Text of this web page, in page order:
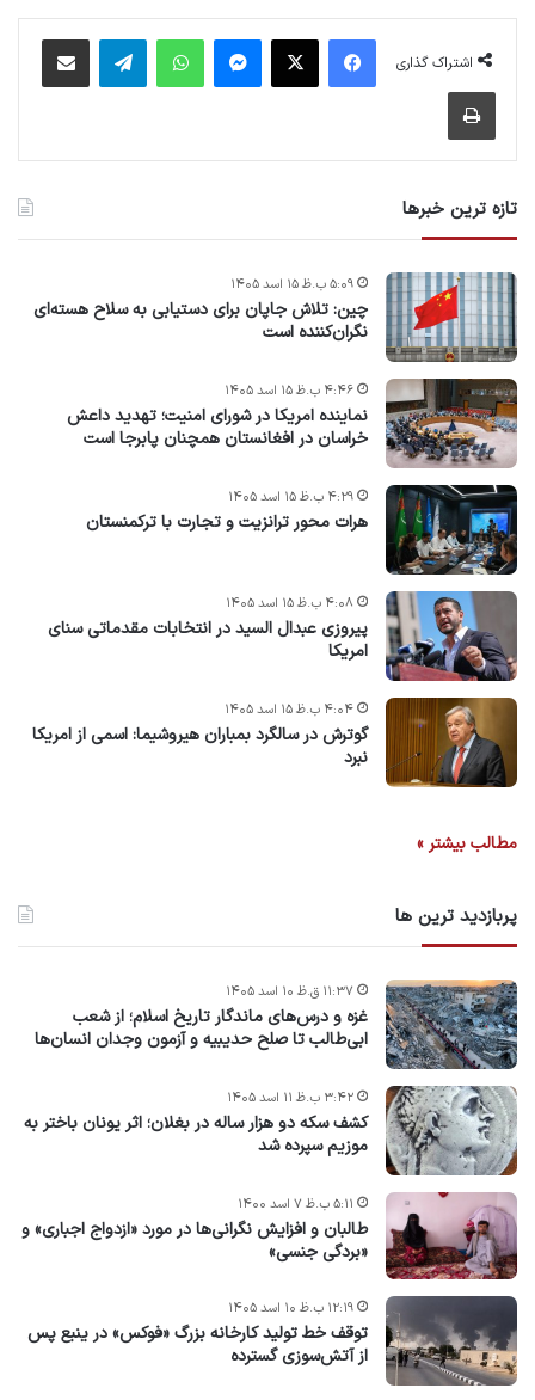
اشتراک گذاری
فیس بوک پیام رسان واتس آپ
تازه ترین خبرها
چین: تلاش جاپان برای دستیابی به سلاح هسته‌ای
نگران‌کننده است
۵:۰۹ ب.ظ ۱۵ اسد ۱۴۰۵
نماینده امریکا در شورای امنیت؛ تهدید داعش
خراسان در افغانستان همچنان پابرجا است
۴:۴۶ ب.ظ ۱۵ اسد ۱۴۰۵
هرات محور ترانزیت و تجارت با ترکمنستان
۴:۲۹ ب.ظ ۱۵ اسد ۱۴۰۵
پیروزی عبدال السید در انتخابات مقدماتی سنای
امریکا
۴:۰۸ ب.ظ ۱۵ اسد ۱۴۰۵
گوترش در سالگرد بمباران هیروشیما: اسمی از امریکا
نبرد
۴:۰۴ ب.ظ ۱۵ اسد ۱۴۰۵
مطالب بیشتر »
پربازدید ترین ها
غزه و درس‌های ماندگار تاریخ اسلام؛ از شعب
ابی‌طالب تا صلح حدیبیه و آزمون وجدان انسان‌ها
۱۱:۳۷ ق.ظ ۱۰ اسد ۱۴۰۵
کشف سکه دو هزار ساله در بغلان؛ اثر یونان باختر به
موزیم سپرده شد
۳:۴۲ ب.ظ ۱۱ اسد ۱۴۰۵
طالبان و افزایش نگرانی‌ها در مورد «ازدواج اجباری» و
«بردگی جنسی»
۵:۱۱ ب.ظ ۷ اسد ۱۴۰۰
توقف خط تولید کارخانه بزرگ «فوکس» در ینبع پس
از آتش‌سوزی گسترده
۱۲:۱۹ ب.ظ ۱۰ اسد ۱۴۰۵